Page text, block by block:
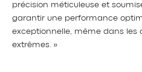
précision méticuleuse et
garantir une performance
exceptionnelle, même dans les
extrêmes. »